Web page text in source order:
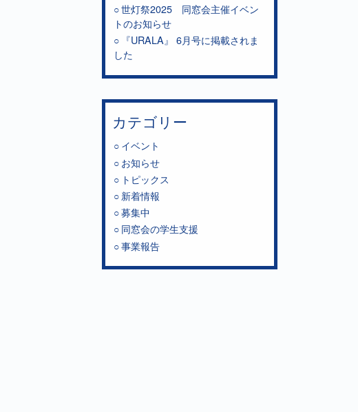
世灯祭2025 同窓会主催イベン
トのお知らせ
『URALA』 6月号に掲載されま
した
カテゴリー
イベント
お知らせ
トピックス
新着情報
募集中
同窓会の学生支援
事業報告